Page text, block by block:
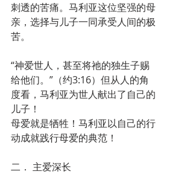
刺透的苦痛。马利亚这位坚强的母
亲，选择与儿子一同承受人间的极
苦。
“神爱世人，甚至将祂的独生子赐
给他们。”（约3:16）但从人的角
度看，马利亚为世人献出了自己的
儿子！
母爱就是牺牲！马利亚以自己的行
动成就践行母爱的典范！
二． 主爱深长